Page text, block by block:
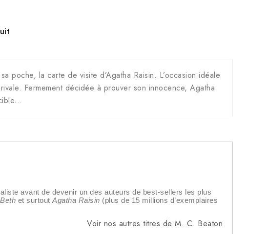
la carte de visite d’Agatha Raisin. L’occasion idéale
Fermement décidée à prouver son innocence, Agatha
avant de devenir un des auteurs de best-sellers les plus
et surtout Agatha Raisin (plus de 15 millions d’exemplaires
Voir nos autres titres de M. C. Beaton